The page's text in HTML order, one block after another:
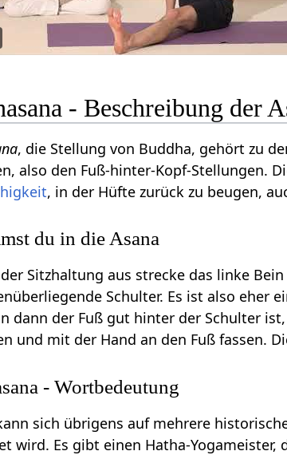
- Beschreibung der
, die Stellung von Buddha, gehört zu
also den Fuß-hinter-Kopf-Stellungen.
, in der Hüfte zurück zu beugen,
du in die Asana
Sitzhaltung aus strecke das linke
Schulter. Es ist also eher
dann der Fuß gut hinter der Schulter
und mit der Hand an den Fuß fassen.
- Wortbedeutung
sich übrigens auf mehrere
wird. Es gibt einen Hatha-